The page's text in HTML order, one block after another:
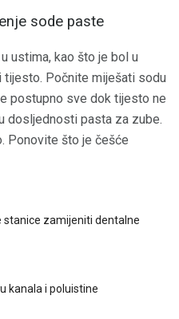
sode paste
ustima, kao što je bol u
tijesto. Počnite miješati sodu
postupno sve dok tijesto ne
dosljednosti pasta za zube.
Ponovite što je češće
stanice zamijeniti dentalne
kanala i poluistine